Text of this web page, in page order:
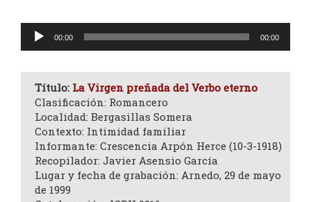
Reproductor
00:00 00:00
Título: La Virgen preñada del Verbo eterno
Clasificación: Romancero
Localidad: Bergasillas Somera
Contexto: Intimidad familiar
Informante: Crescencia Arpón Herce (10-3-1918)
Recopilador: Javier Asensio García
Lugar y fecha de grabación: Arnedo, 29 de mayo
de 1999